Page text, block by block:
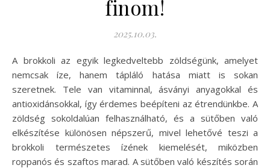
finom!
2025.10.03.
A brokkoli az egyik legkedveltebb zöldségünk, amelyet
nemcsak íze, hanem tápláló hatása miatt is sokan
szeretnek. Tele van vitaminnal, ásványi anyagokkal és
antioxidánsokkal, így érdemes beépíteni az étrendünkbe. A
zöldség sokoldalúan felhasználható, és a sütőben való
elkészítése különösen népszerű, mivel lehetővé teszi a
brokkoli természetes ízének kiemelését, miközben
roppanós és szaftos marad. A sütőben való készítés során